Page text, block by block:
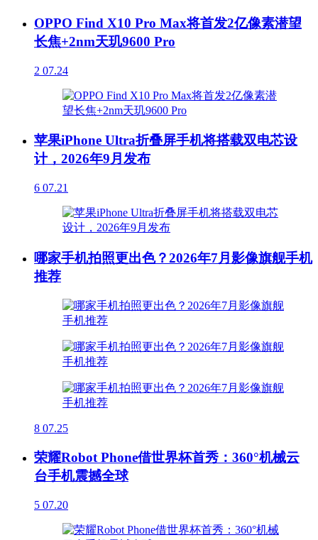
OPPO Find X10 Pro Max将首发2亿像素潜望
长焦+2nm天玑9600 Pro
2 07.24
苹果iPhone Ultra折叠屏手机将搭载双电芯设
计，2026年9月发布
6 07.21
哪家手机拍照更出色？2026年7月影像旗舰手机
推荐
8 07.25
荣耀Robot Phone借世界杯首秀：360°机械云
台手机震撼全球
5 07.20